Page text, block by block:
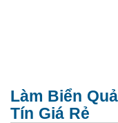
Làm Biển
Tín Giá Rẻ